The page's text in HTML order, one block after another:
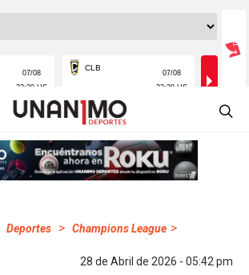
Deportes > Champions League >
28 de Abril de 2026 - 05:42 pm